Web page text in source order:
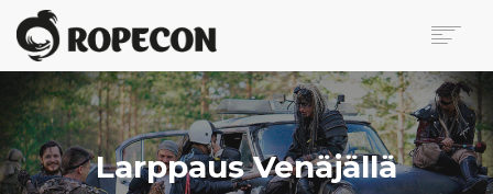
ROPECON
OHJELMA
LIPUT
KÄVIJÄLLE Larppaus Venäjällä